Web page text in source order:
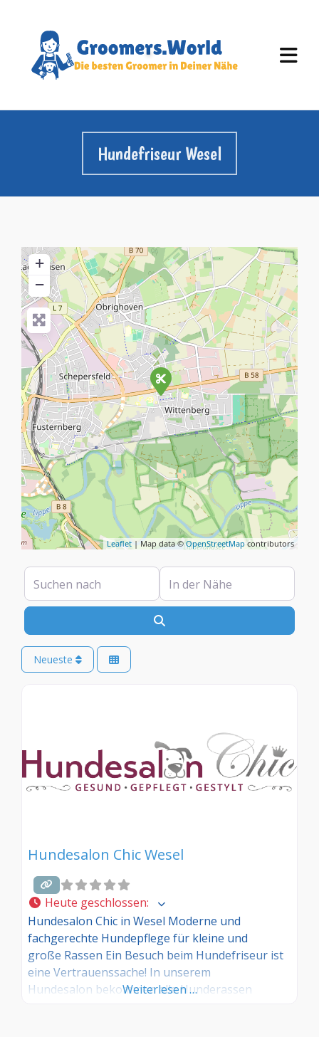
Hundefriseur Wesel
+
−
Leaflet | Map data ©OpenStreetMapcontributors
Suchen nach In der Nähe
Neueste
Hundesalon Chic Wesel
Heute geschlossen:
Hundesalon Chic in Wesel Moderne und
fachgerechte Hundepflege für kleine und
große Rassen Ein Besuch beim Hundefriseur ist
eine Vertrauenssache! In unserem
Hundesalon bekommen alle Hunderassen
Weiterlesen …